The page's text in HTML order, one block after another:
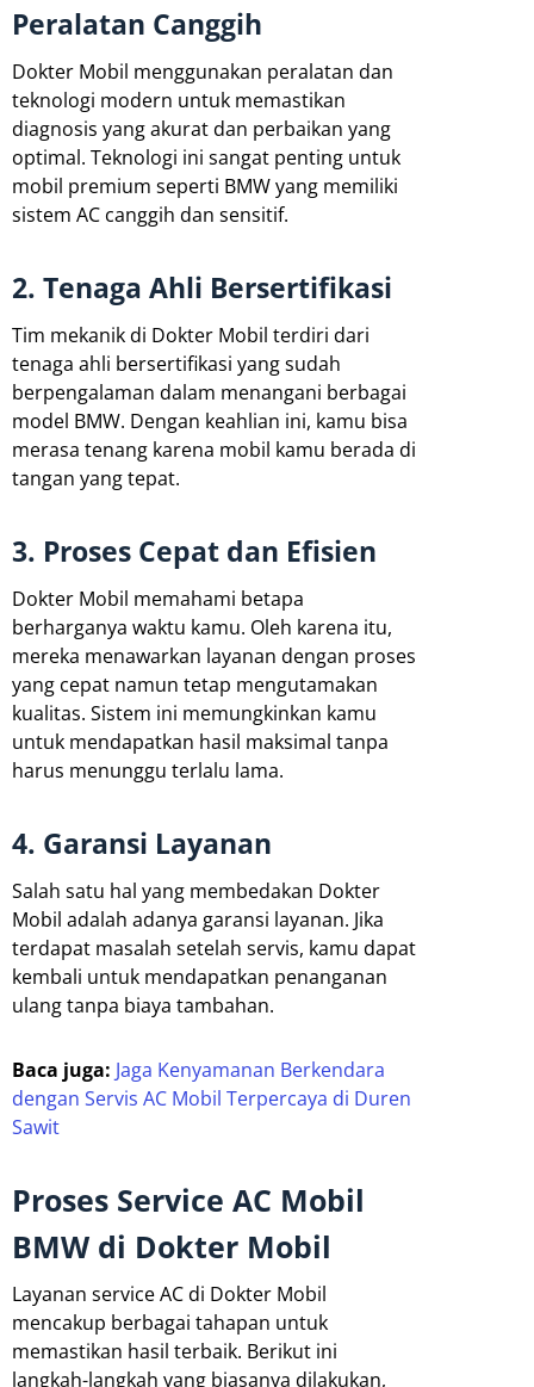
Peralatan Canggih
Dokter Mobil menggunakan peralatan dan
teknologi modern untuk memastikan
diagnosis yang akurat dan perbaikan yang
optimal. Teknologi ini sangat penting untuk
mobil premium seperti BMW yang memiliki
sistem AC canggih dan sensitif.
2. Tenaga Ahli Bersertifikasi
Tim mekanik di Dokter Mobil terdiri dari
tenaga ahli bersertifikasi yang sudah
berpengalaman dalam menangani berbagai
model BMW. Dengan keahlian ini, kamu bisa
merasa tenang karena mobil kamu berada di
tangan yang tepat.
3. Proses Cepat dan Efisien
Dokter Mobil memahami betapa
berharganya waktu kamu. Oleh karena itu,
mereka menawarkan layanan dengan proses
yang cepat namun tetap mengutamakan
kualitas. Sistem ini memungkinkan kamu
untuk mendapatkan hasil maksimal tanpa
harus menunggu terlalu lama.
4. Garansi Layanan
Salah satu hal yang membedakan Dokter
Mobil adalah adanya garansi layanan. Jika
terdapat masalah setelah servis, kamu dapat
kembali untuk mendapatkan penanganan
ulang tanpa biaya tambahan.
Baca juga: Jaga Kenyamanan Berkendara
dengan Servis AC Mobil Terpercaya di Duren
Sawit
Proses Service AC Mobil
BMW di Dokter Mobil
Layanan service AC di Dokter Mobil
mencakup berbagai tahapan untuk
memastikan hasil terbaik. Berikut ini
langkah-langkah yang biasanya dilakukan,